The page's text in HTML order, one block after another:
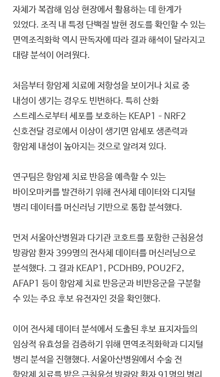
자체가 복잡해 임상 현장에서 활용하는 데 한계가
있었다. 조직 내 특정 단백질 발현 정도를 확인할 수 있는
면역조직화학 역시 판독자에 따라 결과 해석이 달라지고
대량 분석이 어려웠다.
처음부터 항암제 치료에 저항성을 보이거나 치료 중
내성이 생기는 경우도 빈번하다. 특히 산화
스트레스로부터 세포를 보호하는 KEAP1–NRF2
신호전달 경로에서 이상이 생기면 암세포 생존력과
항암제 내성이 높아지는 것으로 알려져 있다.
연구팀은 항암제 치료 반응을 예측할 수 있는
바이오마커를 발견하기 위해 전사체 데이터와 디지털
병리 데이터를 머신러닝 기반으로 통합 분석했다.
먼저 서울아산병원과 다기관 코호트를 포함한 근침윤성
방광암 환자 399명의 전사체 데이터를 머신러닝으로
분석했다. 그 결과 KEAP1, PCDHB9, POU2F2,
AFAP1 등이 항암제 치료 반응군과 비반응군을 구분할
수 있는 주요 후보 유전자인 것을 확인했다.
이어 전사체 데이터 분석에서 도출된 후보 표지자들의
임상적 유효성을 검증하기 위해 면역조직화학과 디지털
병리 분석을 진행했다. 서울아산병원에서 수술 전
항암제 치료를 받은 근침윤성 방광암 환자 91명의 병리